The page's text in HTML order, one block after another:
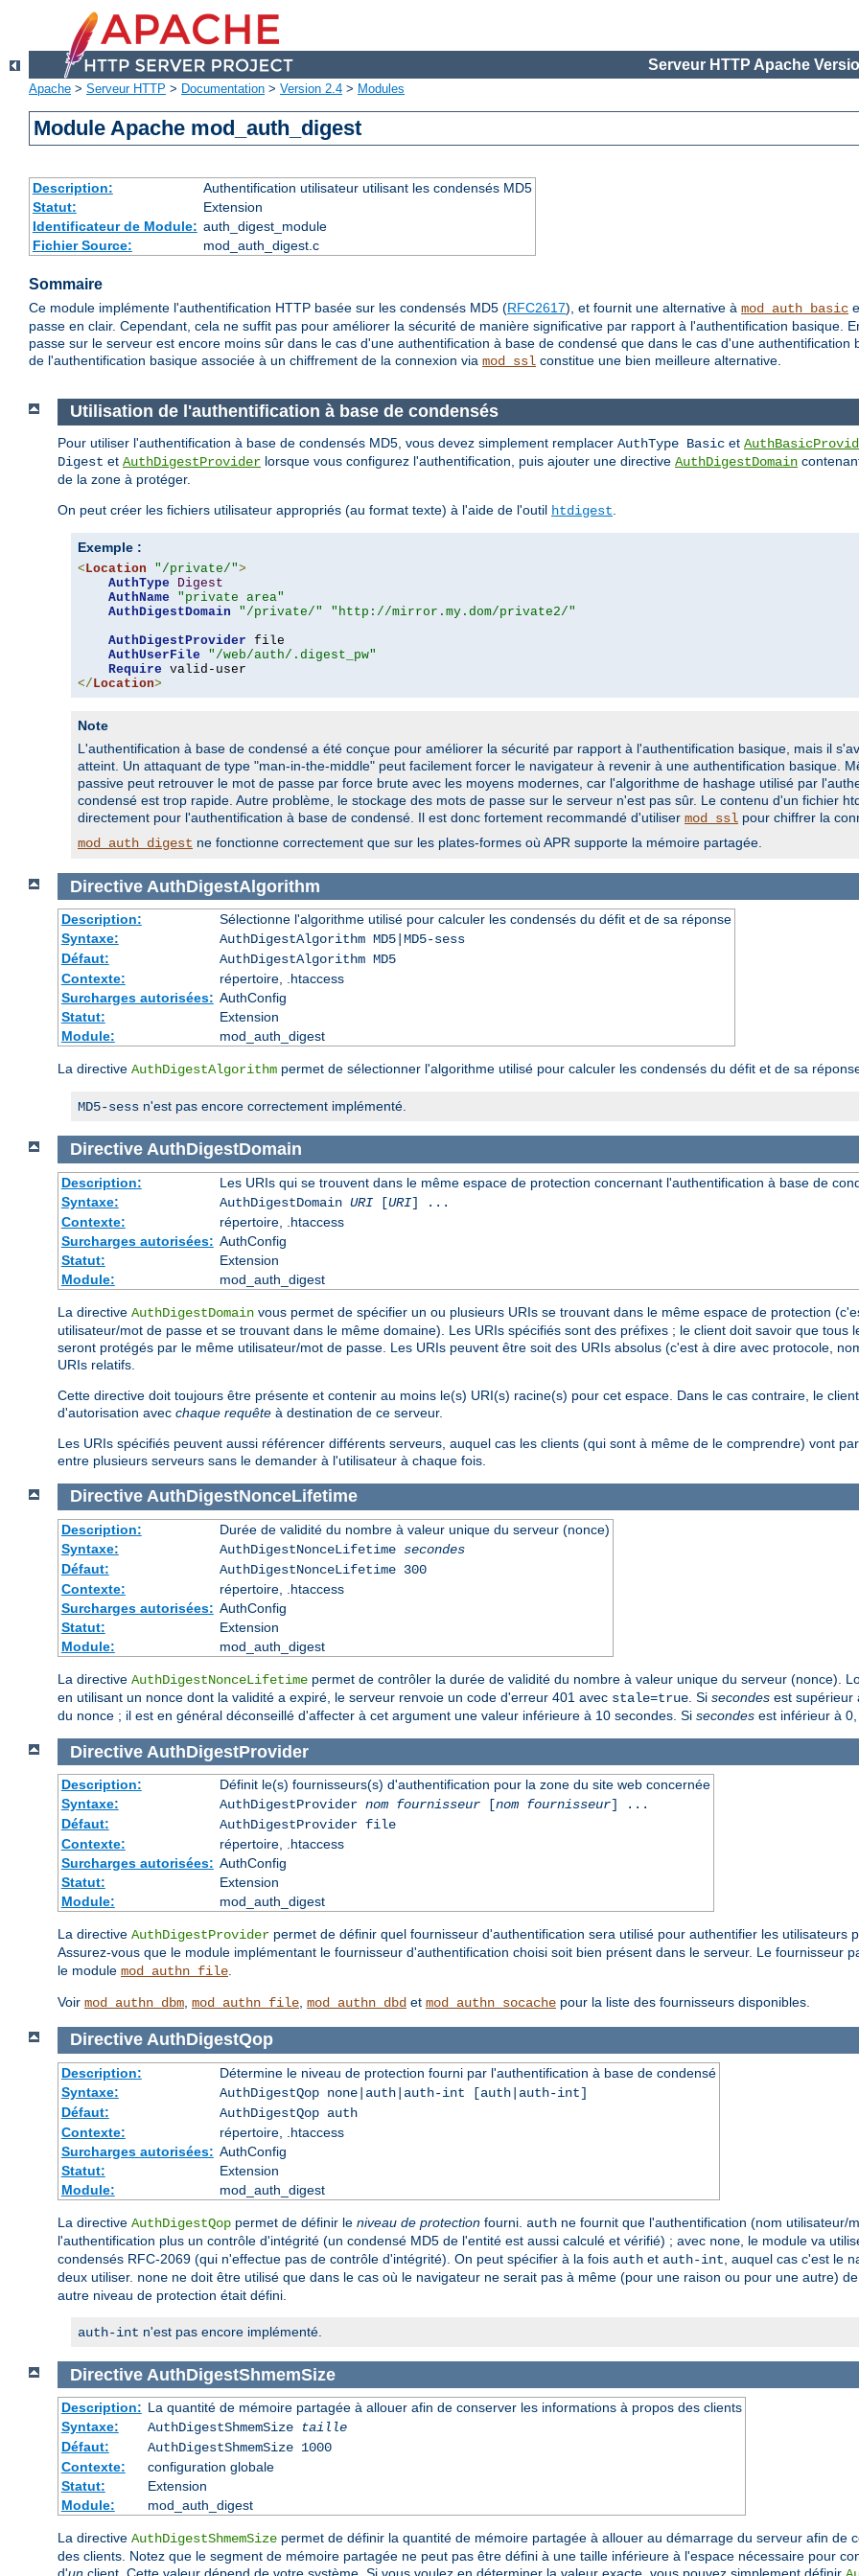
Serveur HTTP Apache
Apache > Serveur HTTP > Documentation > Version 2.4 > Modules
Module Apache mod_auth_digest
Description:
Authentification utilisateur utilisant les condensés MD5
Statut:
Extension
Identificateur de Module: auth_digest_module
Fichier Source:
mod_auth_digest.c
Sommaire
Ce module implémente l'authentification HTTP basée sur les condensés MD5 (RFC2617), et fournit une alternative à mod_auth_basic
passe en clair. Cependant, cela ne suffit pas pour améliorer la sécurité de manière significative par rapport à l'authentification basique.
passe sur le serveur est encore moins sûr dans le cas d'une authentification à base de condensé que dans le cas d'une authentification
de l'authentification basique associée à un chiffrement de la connexion via mod_ssl constitue une bien meilleure alternative.
Utilisation de l'authentification à base de condensés
Pour utiliser l'authentification à base de condensés MD5, vous devez simplement remplacer AuthType Basic et
Digest et AuthDigestProvider lorsque vous configurez l'authentification, puis ajouter une directive AuthDigestDomain
de la zone à protéger.
On peut créer les fichiers utilisateur appropriés (au format texte) à l'aide de l'outil htdigest
Exemple :
< Location "/private/">
AuthType
Digest
AuthName
"private area"
AuthDigestDomain
"/private/"
"http://mirror.my.dom/private2/"
AuthDigestProvider file
AuthUserFile
"/web/auth/.digest_pw"
Require
</ Location>
Note
L'authentification à base de condensé a été conçue pour améliorer la sécurité par rapport à l'authentification basique, mais il
atteint. Un attaquant de type "man-in-the-middle" peut facilement forcer le navigateur à revenir à une authentification basique.
passive peut retrouver le mot de passe par force brute avec les moyens modernes, car l'algorithme de hashage utilisé par
condensé est trop rapide. Autre problème, le stockage des mots de passe sur le serveur n'est pas sûr. Le contenu d'un fichier
directement pour l'authentification à base de condensé. Il est donc fortement recommandé d'utiliser mod_ssl pour chiffrer la
mod_auth_digest ne fonctionne correctement que sur les plates-formes où APR supporte la mémoire partagée.
Directive AuthDigestAlgorithm
Description:
Sélectionne l'algorithme utilisé pour calculer les condensés du défit et de sa réponse
Syntaxe:
AuthDigestAlgorithm MD5|MD5-sess
Défaut:
AuthDigestAlgorithm MD5
Contexte:
répertoire, .htaccess
Surcharges autorisées: AuthConfig
Statut:
Extension
Module:
mod_auth_digest
La directive AuthDigestAlgorithm permet de sélectionner l'algorithme utilisé pour calculer les condensés du défit et de sa
MD5-sess n'est pas encore correctement implémenté.
Directive AuthDigestDomain
Description:
Les URIs qui se trouvent dans le même espace de protection concernant l'authentification à base de
Syntaxe:
AuthDigestDomain URI[URI] ...
Contexte:
répertoire, .htaccess
Surcharges autorisées: AuthConfig
Statut:
Extension
Module:
mod_auth_digest
La directive AuthDigestDomain vous permet de spécifier un ou plusieurs URIs se trouvant dans le même espace de protection
utilisateur/mot de passe et se trouvant dans le même domaine). Les URIs spécifiés sont des préfixes ; le client doit savoir que tous
seront protégés par le même utilisateur/mot de passe. Les URIs peuvent être soit des URIs absolus (c'est à dire avec protocole,
URIs relatifs.
Cette directive doit toujours être présente et contenir au moins le(s) URI(s) racine(s) pour cet espace. Dans le cas contraire, le
d'autorisation avec chaque requête à destination de ce serveur.
Les URIs spécifiés peuvent aussi référencer différents serveurs, auquel cas les clients (qui sont à même de le comprendre) vont
entre plusieurs serveurs sans le demander à l'utilisateur à chaque fois.
Directive AuthDigestNonceLifetime
Description:
Durée de validité du nombre à valeur unique du serveur (nonce)
Syntaxe:
AuthDigestNonceLifetime secondes
Défaut:
AuthDigestNonceLifetime 300
Contexte:
répertoire, .htaccess
Surcharges autorisées: AuthConfig
Statut:
Extension
Module:
mod_auth_digest
La directive AuthDigestNonceLifetime permet de contrôler la durée de validité du nombre à valeur unique du serveur (nonce).
en utilisant un nonce dont la validité a expiré, le serveur renvoie un code d'erreur 401 avec stale=true . Si secondes est supérieur
du nonce ; il est en général déconseillé d'affecter à cet argument une valeur inférieure à 10 secondes. Si secondes est inférieur à
Directive AuthDigestProvider
Description:
Définit le(s) fournisseurs(s) d'authentification pour la zone du site web concernée
Syntaxe:
AuthDigestProvider nom fournisseur[nom fournisseur] ...
Défaut:
AuthDigestProvider file
Contexte:
répertoire, .htaccess
Surcharges autorisées: AuthConfig
Statut:
Extension
Module:
mod_auth_digest
La directive AuthDigestProvider permet de définir quel fournisseur d'authentification sera utilisé pour authentifier les utilisateurs
Assurez-vous que le module implémentant le fournisseur d'authentification choisi soit bien présent dans le serveur. Le fournisseur
le module mod_authn_file.
Voir mod_authn_dbm, mod_authn_file, mod_authn_dbd et mod_authn_socache pour la liste des fournisseurs disponibles.
Directive AuthDigestQop
Description:
Détermine le niveau de protection fourni par l'authentification à base de condensé
Syntaxe:
AuthDigestQop none|auth|auth-int [auth|auth-int]
Défaut:
AuthDigestQop auth
Contexte:
répertoire, .htaccess
Surcharges autorisées: AuthConfig
Statut:
Extension
Module:
mod_auth_digest
La directive AuthDigestQop permet de définir le niveau de protection fourni. auth ne fournit que l'authentification (nom utilisateur/
l'authentification plus un contrôle d'intégrité (un condensé MD5 de l'entité est aussi calculé et vérifié) ; avec none , le module va
condensés RFC-2069 (qui n'effectue pas de contrôle d'intégrité). On peut spécifier à la fois auth et auth-int , auquel cas c'est le
deux utiliser. none ne doit être utilisé que dans le cas où le navigateur ne serait pas à même (pour une raison ou pour une autre)
autre niveau de protection était défini.
auth-int n'est pas encore implémenté.
Directive AuthDigestShmemSize
Description: La quantité de mémoire partagée à allouer afin de conserver les informations à propos des clients
Syntaxe:
AuthDigestShmemSize
taille
Défaut:
AuthDigestShmemSize 1000
Contexte:
configuration globale
Statut:
Extension
Module:
mod_auth_digest
La directive AuthDigestShmemSize permet de définir la quantité de mémoire partagée à allouer au démarrage du serveur afin de
des clients. Notez que le segment de mémoire partagée ne peut pas être défini à une taille inférieure à l'espace nécessaire pour